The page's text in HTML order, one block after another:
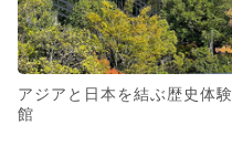
アジアと日本を結ぶ歴史体験
館